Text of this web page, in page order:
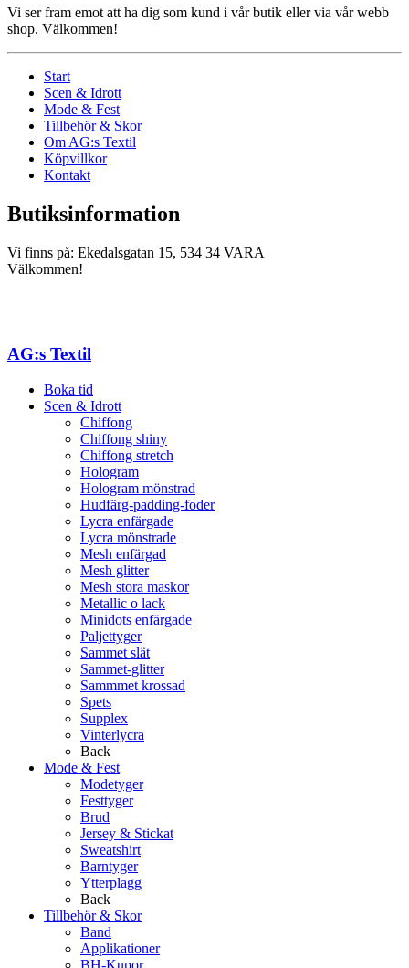
Vi ser fram emot att ha dig som kund i vår butik eller via vår webb
shop. Välkommen!
Start
Scen & Idrott
Mode & Fest
Tillbehör & Skor
Om AG:s Textil
Köpvillkor
Kontakt
Butiksinformation
Vi finns på: Ekedalsgatan 15, 534 34 VARA
Välkommen!
AG:s Textil
Boka tid
Scen & Idrott
Chiffong
Chiffong shiny
Chiffong stretch
Hologram
Hologram mönstrad
Hudfärg-padding-foder
Lycra enfärgade
Lycra mönstrade
Mesh enfärgad
Mesh glitter
Mesh stora maskor
Metallic o lack
Minidots enfärgade
Paljettyger
Sammet slät
Sammet-glitter
Sammmet krossad
Spets
Supplex
Vinterlycra
Back
Mode & Fest
Modetyger
Festtyger
Brud
Jersey & Stickat
Sweatshirt
Barntyger
Ytterplagg
Back
Tillbehör & Skor
Band
Applikationer
BH-Kupor